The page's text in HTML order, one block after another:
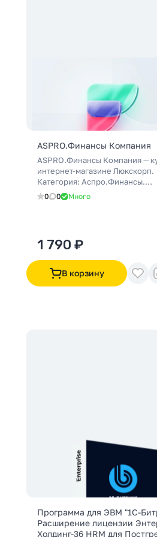
ASPRO.Финансы Компания
ASPRO.Финансы Компания —
интернет-магазине Люкскорп.
Категория: Аспро.Финансы.
Официальный партнёр 1С-
подбор, внедрение и
0 0 Много
1 790 ₽
В корзину
Программа для ЭВМ "1С-
Расширение лицензии
Холдинг-36 HRM для